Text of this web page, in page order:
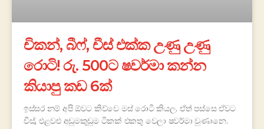
චිකන්, බීෆ්, චීස් එක්ක උණු උණු
රොටි! රු. 500ට ෂවර්මා කන්න
කියාපු කඩ 6ක්
ඉස්සර නම් අපි ඕවට කිව්වෙ මස් රොටි කියල. ඒත් පස්සෙ ඒවට
චීස්, එළවළු අඩුමකුඩුම ටිකක් එකතු වෙලා ෂවර්මා වුණානෙ.